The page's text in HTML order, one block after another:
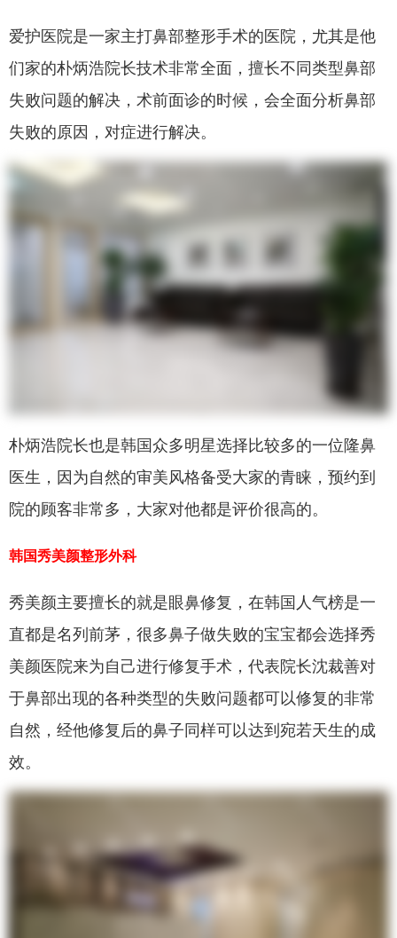
爱护医院是一家主打鼻部整形手术的医院，尤其是他
们家的朴炳浩院长技术非常全面，擅长不同类型鼻部
失败问题的解决，术前面诊的时候，会全面分析鼻部
失败的原因，对症进行解决。
朴炳浩院长也是韩国众多明星选择比较多的一位隆鼻
医生，因为自然的审美风格备受大家的青睐，预约到
院的顾客非常多，大家对他都是评价很高的。
韩国秀美颜整形外科
秀美颜主要擅长的就是眼鼻修复，在韩国人气榜是一
直都是名列前茅，很多鼻子做失败的宝宝都会选择秀
美颜医院来为自己进行修复手术，代表院长沈裁善对
于鼻部出现的各种类型的失败问题都可以修复的非常
自然，经他修复后的鼻子同样可以达到宛若天生的成
效。